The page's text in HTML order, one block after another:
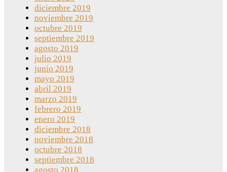
diciembre 2019
noviembre 2019
octubre 2019
septiembre 2019
agosto 2019
julio 2019
junio 2019
mayo 2019
abril 2019
marzo 2019
febrero 2019
enero 2019
diciembre 2018
noviembre 2018
octubre 2018
septiembre 2018
agosto 2018